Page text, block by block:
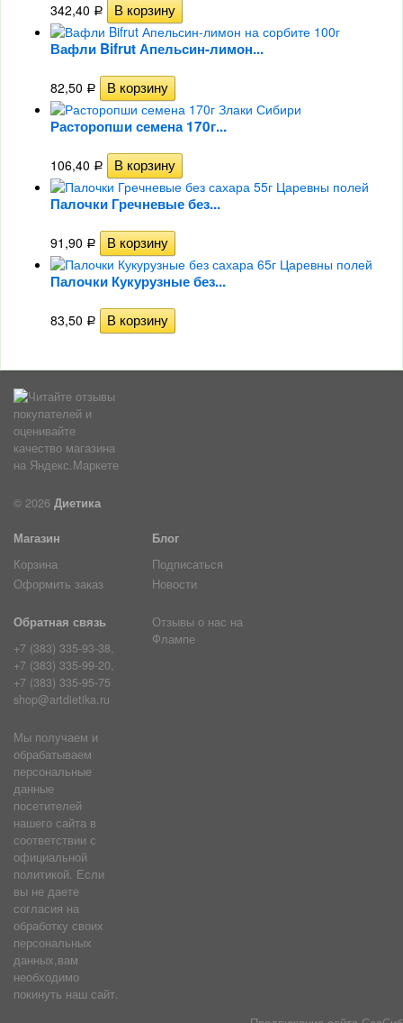
342,40 Р
Вафли Bifrut Апельсин-лимон...
82,50 Р
Расторопши семена 170г...
106,40 Р
Палочки Гречневые без...
91,90 Р
Палочки Кукурузные без...
83,50 Р
© 2026 Диетика
Магазин
Корзина
Оформить заказ
Блог
Подписаться
Новости
Обратная связь
+7 (383) 335-93-38,
+7 (383) 335-99-20,
+7 (383) 335-95-75
shop@artdietika.ru
Отзывы о нас на
Флампе
Мы получаем и
обрабатываем
персональные
данные
посетителей
нашего сайта в
соответствии с
официальной
политикой. Если
вы не даете
согласия на
обработку своих
персональных
данных,вам
необходимо
покинуть наш сайт.